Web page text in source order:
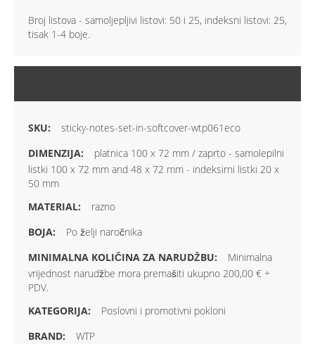
Broj listova - samoljepljivi listovi: 50 i 25, indeksni listovi: 25,
tisak 1-4 boje.
sticky-notes-set-in-softcover-wtp061eco
platnica 100 x 72 mm / zaprto - samolepilni
listki 100 x 72 mm and 48 x 72 mm - indeksirni listki 20 x
50 mm
razno
Po želji naročnika
Minimalna
vrijednost narudžbe mora premašiti ukupno 200,00 € +
PDV.
Poslovni i promotivni pokloni
WTP